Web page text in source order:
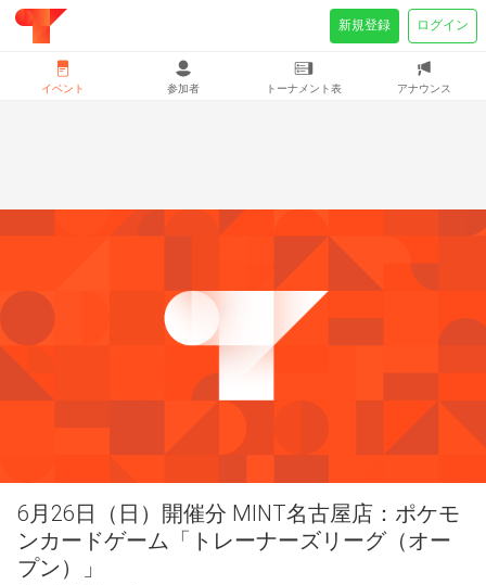
6月26日（日）開催分 MINT名古屋店：ポケモ
ンカードゲーム「トレーナーズリーグ（オー
プン）」
イベント 参加者 トーナメント表 アナウンス
新規登録 ログイン